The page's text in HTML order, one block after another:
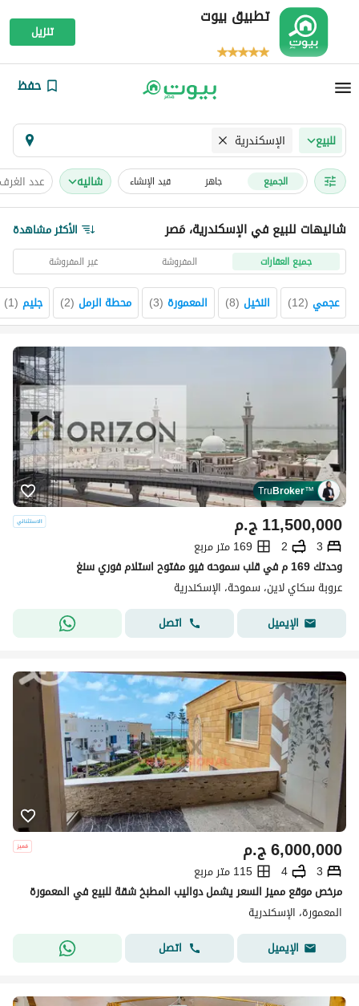
تطبيق بيوت
تنزيل
حفظ
للبيع الإسكندرية
الجميع جاهز قيد الإنشاء شاليه عدد الغرف
شاليهات للبيع في الإسكندرية، مَصر الأكثر مشاهدة
جميع العقارات المفروشة غير المفروشة
عجمي (
12
) النخيل (
8
) المعمورة (
3
) محطة الرمل (
2
) جليم (
1
)
TruBroker™
ج.م11,500,000
3
2
169 متر مربع
وحدتك 169 م في قلب سموحه فيو مفتوح استلام فوري سنغ
عروبة سكاي لاين، سموحة، الإسكندرية
الإيميل
اتصل
ج.م6,000,000
3
4
115 متر مربع
مرخص موقع مميز السعر يشمل دواليب المطبخ شقة للبيع في المعمورة
المعمورة، الإسكندرية
الإيميل
اتصل